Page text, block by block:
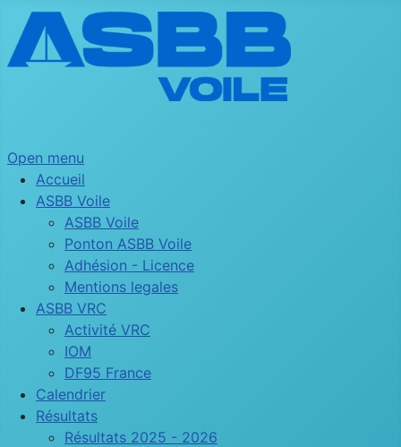
Open menu
Accueil
ASBB Voile
ASBB Voile
Ponton ASBB Voile
Adhésion - Licence
Mentions legales
ASBB VRC
Activité VRC
IOM
DF95 France
Calendrier
Résultats
Résultats 2025 - 2026